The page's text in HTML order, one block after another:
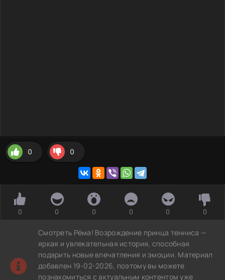
0 0
0 0 0 0 0 0
Смотреть Рёма! Возрождение принца тенниса —
яркая и увлекательная история, способная
подарить новые впечатления и эмоции. Материал
добавлен 19-02-2026, поэтому вы можете
познакомиться с актуальным контентом уже